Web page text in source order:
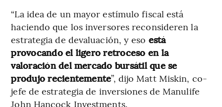
“La idea de un mayor estímulo fiscal está
haciendo que los inversores reconsideren la
estrategia de devaluación, y eso está
provocando el ligero retroceso en la
valoración del mercado bursátil que se
produjo recientemente”, dijo Matt Miskin, co-
jefe de estrategia de inversiones de Manulife
John Hancock Investments.